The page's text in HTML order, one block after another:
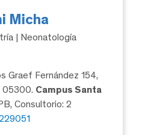
Micha
| Neonatología
Graef Fernández 154,
05300. Campus Santa
Consultorio: 2